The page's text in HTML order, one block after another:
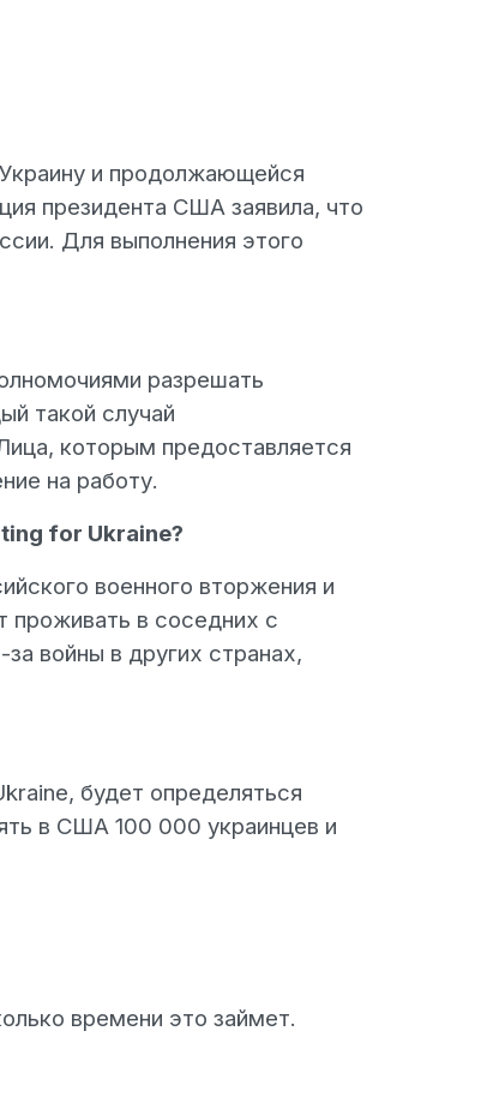
и продолжающейся
президента США заявила, что
Для выполнения этого
разрешать
такой случай
которым предоставляется
на работу.
for Ukraine?
военного вторжения и
проживать в соседних с
войны в других странах,
будет определяться
в США 100 000 украинцев и
времени это займет.